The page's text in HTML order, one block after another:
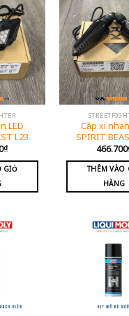
LED
L23
₫
GIỎ
Cặp xi
SPIRIT
466.700
THÊM VÀO
HÀNG